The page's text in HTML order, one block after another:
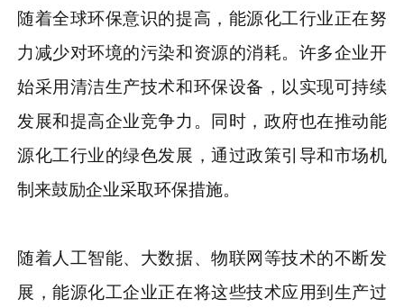
随着全球环保意识的提高，能源化工行业正在努
力减少对环境的污染和资源的消耗。许多企业开
始采用清洁生产技术和环保设备，以实现可持续
发展和提高企业竞争力。同时，政府也在推动能
源化工行业的绿色发展，通过政策引导和市场机
制来鼓励企业采取环保措施。
随着人工智能、大数据、物联网等技术的不断发
展，能源化工企业正在将这些技术应用到生产过